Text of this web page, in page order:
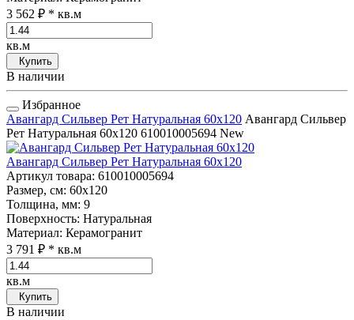
3 562 ₽ * кв.м
кв.м
Купить
В наличии
Избранное
Авангард Сильвер Рет Натуральная 60x120 Авангард Сильвер
Рет Натуральная 60x120 610010005694 New
Авангард Сильвер Рет Натуральная 60x120
Артикул товара: 610010005694
Размер, см: 60x120
Толщина, мм: 9
Поверхность: Натуральная
Материал: Керамогранит
3 791 ₽ * кв.м
кв.м
Купить
В наличии